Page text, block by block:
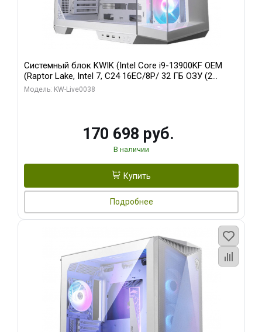
Системный блок KWIK (Intel Core i9-13900KF OEM
(Raptor Lake, Intel 7, C24 16EC/8P/ 32 ГБ ОЗУ (2
модуля)/ Gigabyte RX9070XT GAMING OC 16GB GDDR6
Модель: KW-Live0038
170 698 руб.
В наличии
Купить
Подробнее